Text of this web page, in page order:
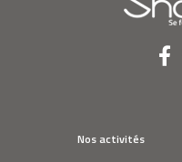
Nos activités